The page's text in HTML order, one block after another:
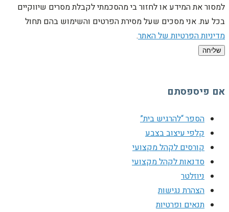
למסור את המידע או לחזור בי מהסכמתי לקבלת מסרים שיווקיים
בכל עת. אני מסכים שעל מסירת הפרטים והשימוש בהם תחול
מדיניות הפרטיות של האתר.
שליחה
אם פיספסתם
הספר “להרגיש בית”
קלפי עיצוב בצבע
קורסים לקהל מקצועי
סדנאות לקהל מקצועי
ניוזלטר
הצהרת נגישות
תנאים ופרטיות